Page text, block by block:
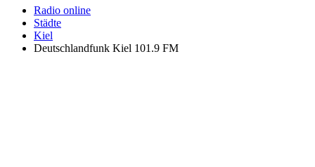
Radio online
Städte
Kiel
Deutschlandfunk Kiel 101.9 FM